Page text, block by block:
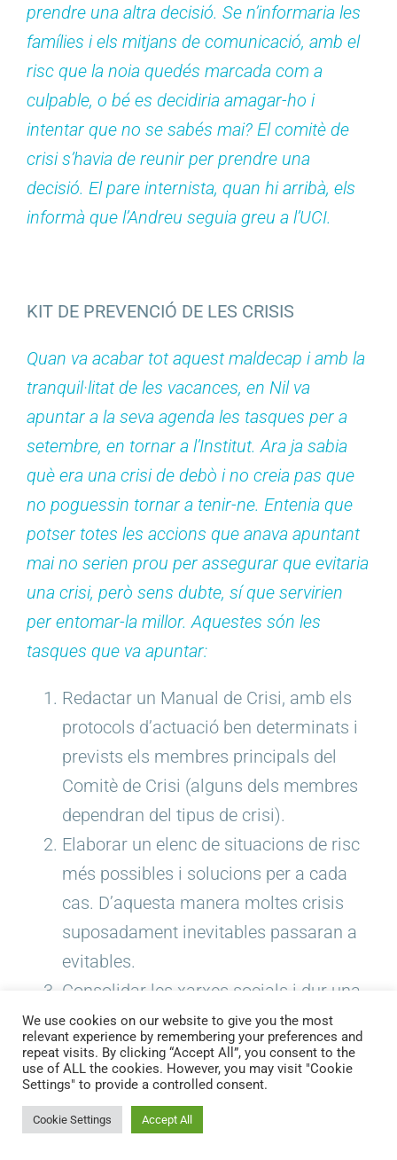
prendre una altra decisió. Se n’informaria les
famílies i els mitjans de comunicació, amb el
risc que la noia quedés marcada com a
culpable, o bé es decidiria amagar-ho i
intentar que no se sabés mai? El comitè de
crisi s’havia de reunir per prendre una
decisió. El pare internista, quan hi arribà, els
informà que l’Andreu seguia greu a l’UCI.
KIT DE PREVENCIÓ DE LES CRISIS
Quan va acabar tot aquest maldecap i amb la
tranquil·litat de les vacances, en Nil va
apuntar a la seva agenda les tasques per a
setembre, en tornar a l’Institut. Ara ja sabia
què era una crisi de debò i no creia pas que
no poguessin tornar a tenir-ne. Entenia que
potser totes les accions que anava apuntant
mai no serien prou per assegurar que evitaria
una crisi, però sens dubte, sí que servirien
per entomar-la millor. Aquestes són les
tasques que va apuntar:
Redactar un Manual de Crisi, amb els
protocols d’actuació ben determinats i
prevists els membres principals del
Comitè de Crisi (alguns dels membres
dependran del tipus de crisi).
Elaborar un elenc de situacions de risc
més possibles i solucions per a cada
cas. D’aquesta manera moltes crisis
suposadament inevitables passaran a
evitables.
Consolidar les xarxes socials i dur una
bona gestió del web. En el moment
d’esclatar la crisi, seran
imprescindibles.
Generar l’hàbit de transparència
informativa. Comunicar sempre tot allò
We use cookies on our website to give you the most
relevant experience by remembering your preferences and
repeat visits. By clicking “Accept All”, you consent to the
use of ALL the cookies. However, you may visit "Cookie
Settings" to provide a controlled consent.
Cookie Settings Accept All